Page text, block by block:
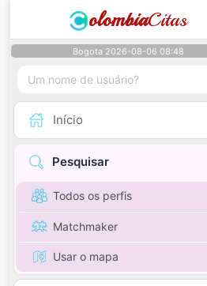
olombiaCitas
Bogota 2026-08-06 08:48
Início
Pesquisar
Todos os perfis
Matchmaker
Usar o mapa